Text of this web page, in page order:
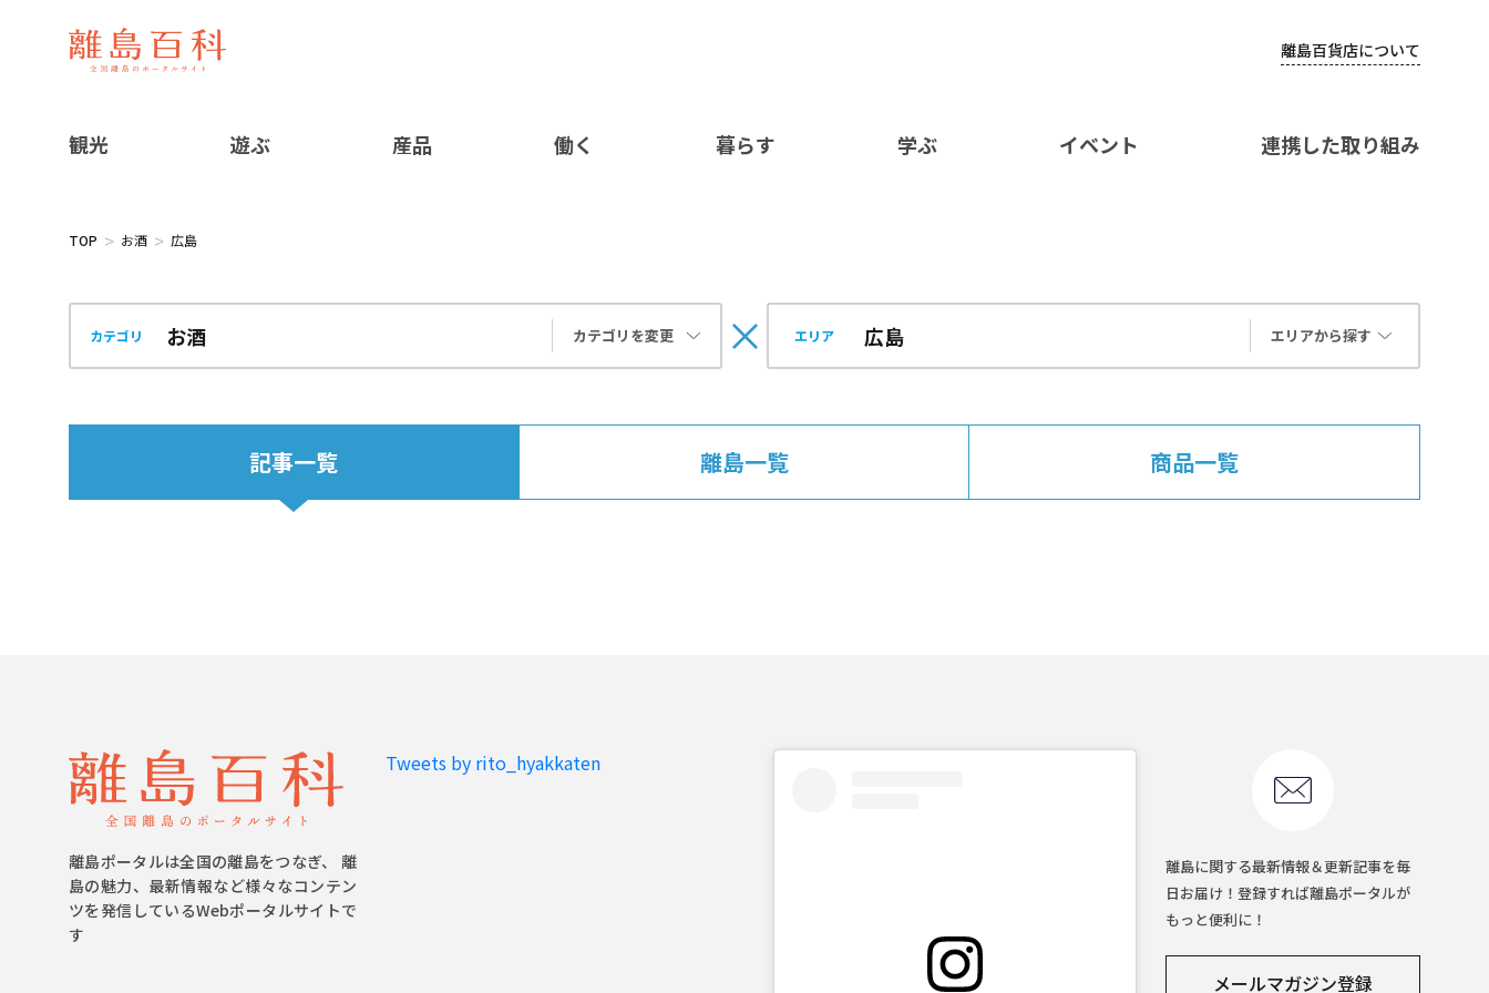
離島百貨店について
観光 遊ぶ 産品 働く 暮らす 学ぶ イベント 連携した取り組み
TOP お酒 広島
カテゴリ カテゴリを変更 エリア エリアから探す
記事一覧 離島一覧 商品一覧
離島ポータルは全国の離島をつなぎ、 離
島の魅力、最新情報など様々なコンテン
ツを発信しているWebポータルサイトで
す
Tweets by rito_hyakkaten
離島に関する最新情報＆更新記事を毎
日お届け！登録すれば離島ポータルが
もっと便利に！
メールマガジン登録